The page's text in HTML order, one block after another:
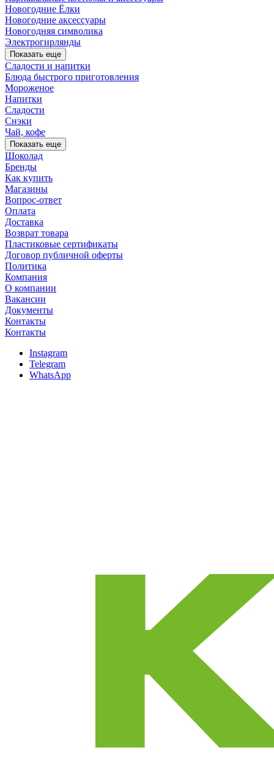
Новогодние Ёлки
Новогодние аксессуары
Новогодняя символика
Электрогирлянды
Показать еще
Сладости и напитки
Блюда быстрого приготовления
Мороженое
Напитки
Сладости
Снэки
Чай, кофе
Показать еще
Шоколад
Бренды
Как купить
Магазины
Вопрос-ответ
Оплата
Доставка
Возврат товара
Пластиковые сертификаты
Договор публичной оферты
Политика
Компания
О компании
Вакансии
Документы
Контакты
Контакты
Instagram
Telegram
WhatsApp